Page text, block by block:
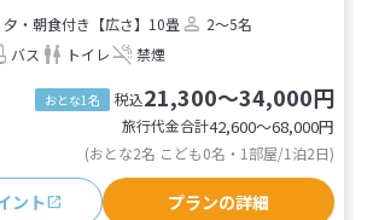
夕・朝食付き 【広さ】10畳
2～5名
バス トイレ 禁煙
おとな1名 税込21,300～34,000円
旅行代金合計42,600〜68,000円
(おとな2名 こども0名・1部屋/1泊2日)
ント プランの詳細